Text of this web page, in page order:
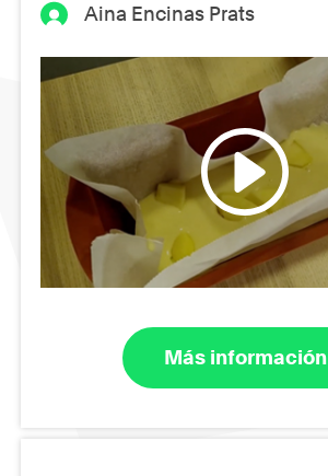
Aina Encinas Prats
Más información